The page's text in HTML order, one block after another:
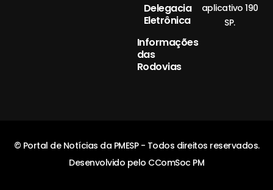
Delegacia
Eletrônica
Informações
das
Rodovias
aplicativo 190
SP.
© Portal de Notícias da PMESP - Todos direitos reservados.
Desenvolvido pelo CComSoc PM